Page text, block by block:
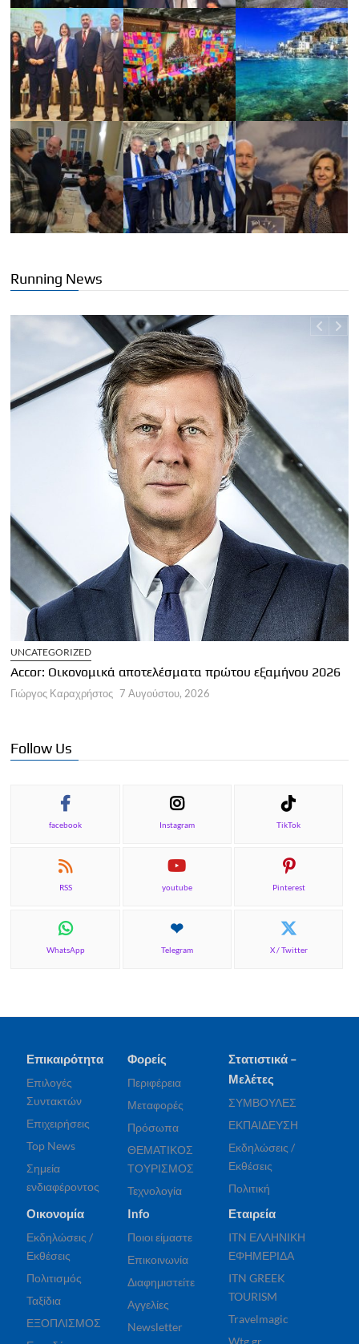
Running News
UNCATEGORIZED
Accor: Οικονομικά αποτελέσματα πρώτου εξαμήνου 2026
Γιώργος Καραχρήστος 7 Αυγούστου, 2026
Follow Us
facebook Instagram TikTok
RSS youtube Pinterest
WhatsApp Telegram X / Twitter
Επικαιρότητα
Επιλογές
Συντακτών
Επιχειρήσεις
Top News
Σημεία
ενδιαφέροντος
Φορείς
Περιφέρεια
Μεταφορές
Πρόσωπα
ΘΕΜΑΤΙΚΟΣ
ΤΟΥΡΙΣΜΟΣ
Τεχνολογία
Στατιστικά –
Μελέτες
ΣΥΜΒΟΥΛΕΣ
ΕΚΠΑΙΔΕΥΣΗ
Εκδηλώσεις /
Εκθέσεις
Πολιτική
Οικονομία
Εκδηλώσεις /
Εκθέσεις
Πολιτισμός
Ταξίδια
ΕΞΟΠΛΙΣΜΟΣ
Info
Ποιοι είμαστε
Επικοινωνία
Διαφημιστείτε
Αγγελίες
Newsletter
Εταιρεία
ITN ΕΛΛΗΝΙΚΗ
ΕΦΗΜΕΡΙΔΑ
ITN GREEK
TOURISM
Travelmagic
Wtg.gr